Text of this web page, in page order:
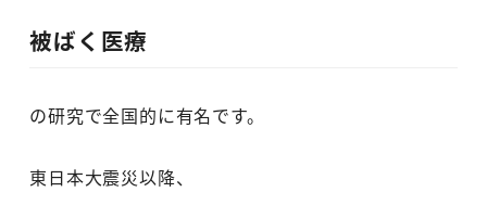
被ばく医療
の研究で全国的に有名です。
東日本大震災以降、